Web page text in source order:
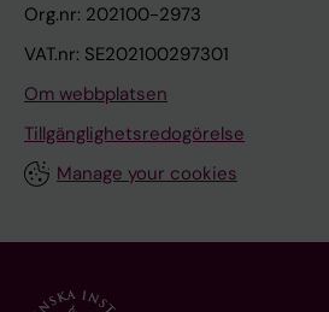
Org.nr: 202100-2973
VAT.nr: SE202100297301
Om webbplatsen
Tillgänglighetsredogörelse
Manage your cookies